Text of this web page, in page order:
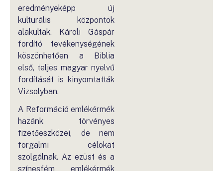
eredményeképp új
kulturális központok
alakultak. Károli Gáspár
fordító tevékenységének
köszönhetően a Biblia
első, teljes magyar nyelvű
fordítását is kinyomtatták
Vizsolyban.
A Reformáció emlékérmék
hazánk törvényes
fizetőeszközei, de nem
forgalmi célokat
szolgálnak. Az ezüst és a
színesfém emlékérmék